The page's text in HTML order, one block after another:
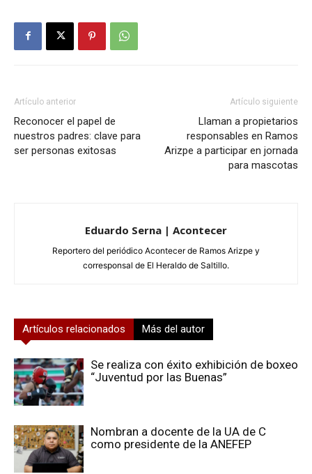
Artículo anterior
Reconocer el papel de
nuestros padres: clave para
ser personas exitosas
Artículo siguiente
Llaman a propietarios
responsables en Ramos
Arizpe a participar en jornada
para mascotas
Eduardo Serna | Acontecer
Reportero del periódico Acontecer de Ramos Arizpe y
corresponsal de El Heraldo de Saltillo.
Artículos relacionados Más del autor
Se realiza con éxito exhibición de boxeo
“Juventud por las Buenas”
Nombran a docente de la UA de C
como presidente de la ANEFEP